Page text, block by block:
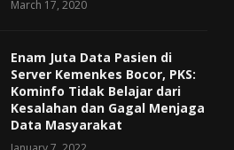
March 17, 2020
Enam Juta Data Pasien di
Server Kemenkes Bocor, PKS:
Kominfo Tidak Belajar dari
Kesalahan dan Gagal Menjaga
Data Masyarakat